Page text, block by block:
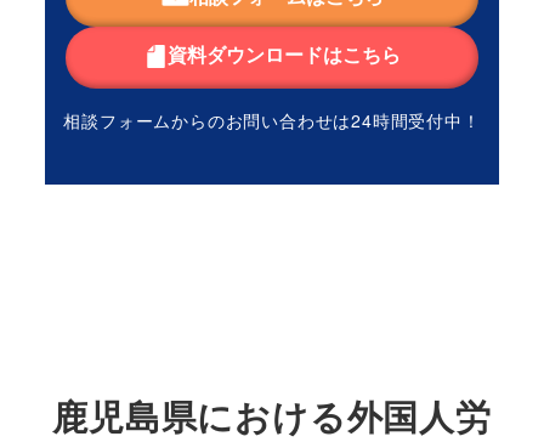
資料ダウンロードはこちら
相談フォームからのお問い合わせは24時間受付中！
鹿児島県における外国人労